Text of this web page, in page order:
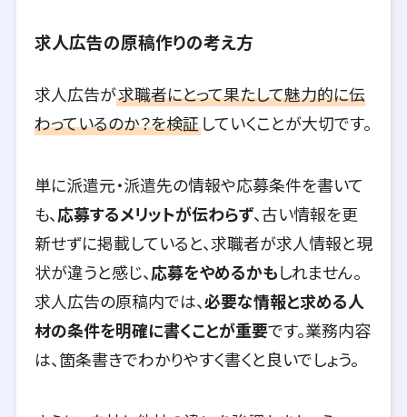
求人広告の原稿作りの考え方
求人広告が求職者にとって果たして魅力的に伝
わっているのか？を検証していくことが大切です。
単に派遣元・派遣先の情報や応募条件を書いて
も、 応募するメリットが伝わらず、古い情報を更
新せずに掲載していると、求職者が求人情報と現
状が違うと感じ、 応募をやめるかもしれません。
求人広告の原稿内では、必要な情報と求める人
材の条件を明確に書くことが重要です。業務内容
は、箇条書きでわかりやすく書くと良いでしょう。